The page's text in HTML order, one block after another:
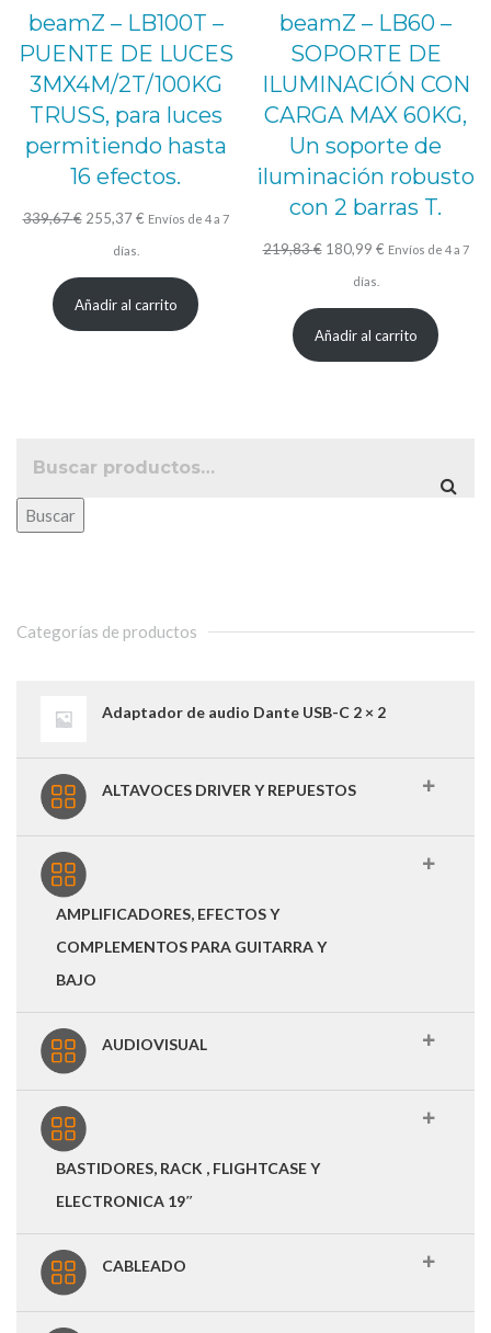
beamZ – LB100T –
PUENTE DE LUCES
3MX4M/2T/100KG
TRUSS, para luces
permitiendo hasta
16 efectos.
339,67€ El
precio
original
era:
255,37€El
actual
es:
Envíos de 4 a 7
días.
Añadir al carrito
beamZ – LB60 –
SOPORTE DE
ILUMINACIÓN CON
CARGA MAX 60KG,
Un soporte de
iluminación robusto
con 2 barras T.
219,83€ El
precio
original
era:
180,99 €El
actual
es:
Envíos de 4 a 7
días.
Añadir al carrito
Buscar
Categorías de productos
Adaptador de audio Dante USB-C 2 × 2
ALTAVOCES DRIVER Y REPUESTOS
AMPLIFICADORES, EFECTOS Y
COMPLEMENTOS PARA GUITARRA Y
BAJO
AUDIOVISUAL
BASTIDORES, RACK , FLIGHTCASE Y
ELECTRONICA 19″
CABLEADO